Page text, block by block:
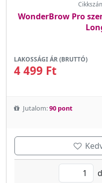
WonderBrow Pro
LAKOSSÁGI ÁR (BRUTTÓ)
4 499 Ft
Jutalom:90 pont